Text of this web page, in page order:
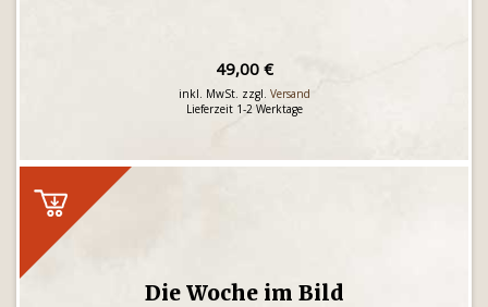
49,00 €
inkl. MwSt. zzgl. Versand
Lieferzeit 1-2 Werktage
Die Woche im Bild